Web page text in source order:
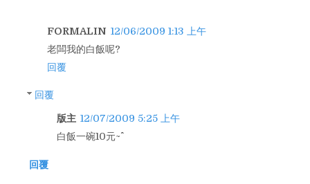
FORMALIN 12/06/2009 1:13 上午
老闆我的白飯呢?
回覆
回覆
版主 12/07/2009 5:25 上午
白飯一碗10元~^^
回覆